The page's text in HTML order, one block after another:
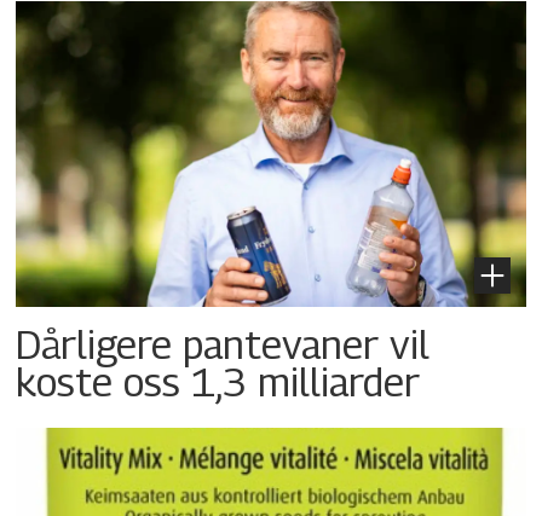
Dårligere pantevaner vil
koste oss 1,3 milliarder